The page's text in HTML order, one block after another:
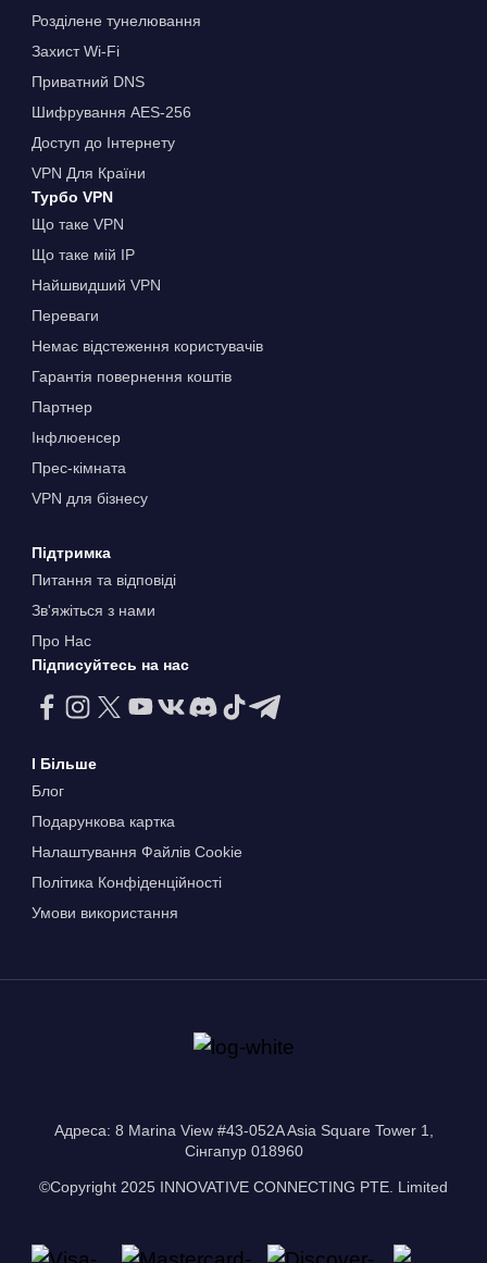
Розділене тунелювання
Захист Wi-Fi
Приватний DNS
Шифрування AES-256
Доступ до Інтернету
VPN Для Країни
Турбо VPN
Що таке VPN
Що таке мій IP
Найшвидший VPN
Переваги
Немає відстеження користувачів
Гарантія повернення коштів
Партнер
Інфлюенсер
Прес-кімната
VPN для бізнесу
Підтримка
Питання та відповіді
Зв'яжіться з нами
Про Нас
Підписуйтесь на нас
І Більше
Блог
Подарункова картка
Налаштування Файлів Сookie
Політика Конфіденційності
Умови використання
Адреса: 8 Marina View #43-052A Asia Square Tower 1,
Сінгапур 018960
©Copyright 2025 INNOVATIVE CONNECTING PTE. Limited